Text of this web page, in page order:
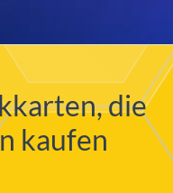
die
kaufen